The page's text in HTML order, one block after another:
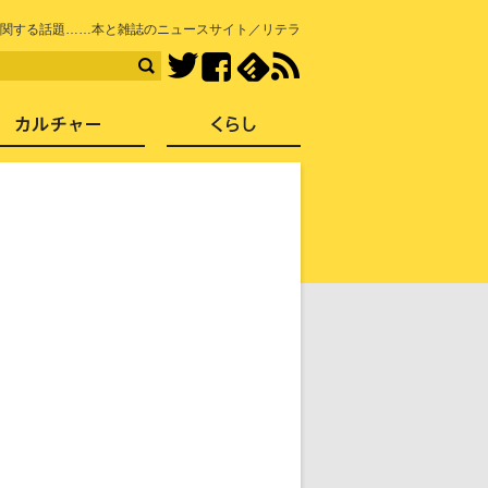
する話題……本と雑誌のニュースサイト／リテラ
TwitterFacebook
社会